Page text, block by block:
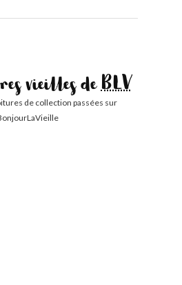
vieilles deBLV
de collection passées sur